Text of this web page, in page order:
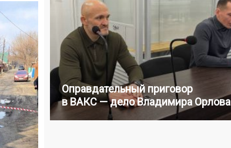
Оправдательный приговор
в ВАКС — дело Владимира Орлова